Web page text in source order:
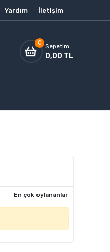
Yardım İletişim
0 Sepetim
0,00 TL
En çok oylananlar